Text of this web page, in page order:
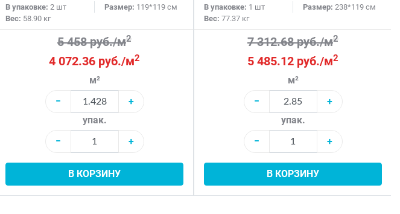
В упаковке: 2 шт Размер: 119*119 см
Вес: 58.90 кг
5 458 руб./м2
4 072.36 руб./м2
м²
−
+
упак.
−
+
В КОРЗИНУ
В упаковке: 1 шт Размер: 238*119 см
Вес: 77.37 кг
7 312.68 руб./м2
5 485.12 руб./м2
м²
−
+
упак.
−
+
В КОРЗИНУ